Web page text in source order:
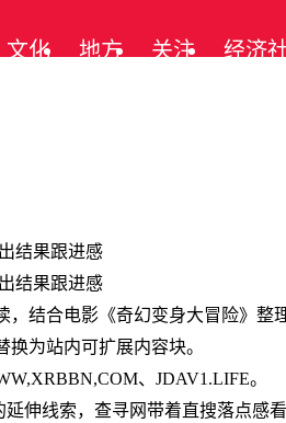
文化 地方 关注 经济
结果跟进感
结果跟进感
结合电影《奇幻变身大冒险》整
为站内可扩展内容块。
、JDAV1.LIFE。
伸线索，查寻网带着直搜落点感